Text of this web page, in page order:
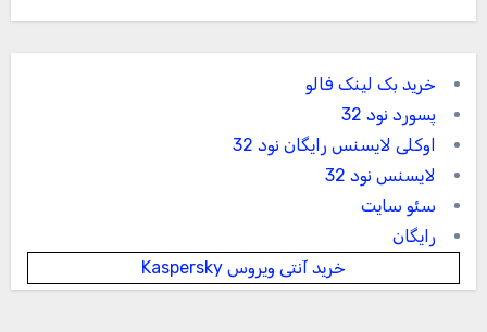
خرید بک لینک فالو
پسورد نود 32
اوکلی لایسنس رایگان نود 32
لایسنس نود 32
سئو سایت
رایگان
خرید آنتی ویروس Kaspersky